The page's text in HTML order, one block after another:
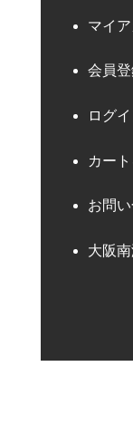
マイ
会員
ログ
カー
お問
大阪